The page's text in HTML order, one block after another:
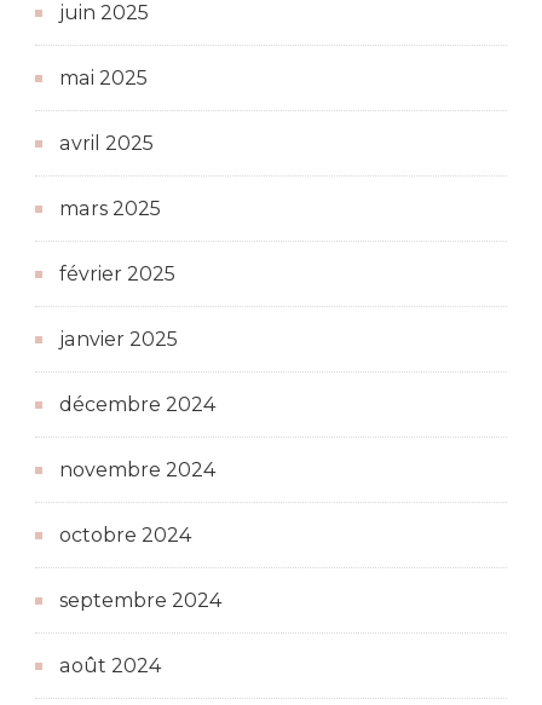
juin 2025
mai 2025
avril 2025
mars 2025
février 2025
janvier 2025
décembre 2024
novembre 2024
octobre 2024
septembre 2024
août 2024